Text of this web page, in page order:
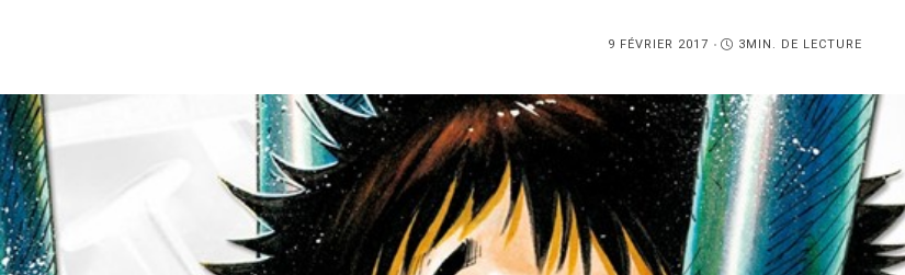
PUBLIÉ
9 FÉVRIER 2017 3MIN. DE LECTURE